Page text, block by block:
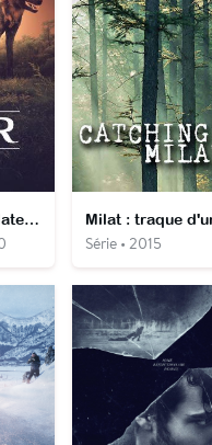
Le retour des prédateurs – Mozambique, le parc national de Gorongosa
Série • 2015